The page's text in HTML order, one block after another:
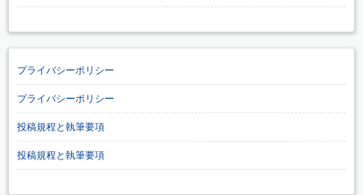
プライバシーポリシー
プライバシーポリシー
投稿規程と執筆要項
投稿規程と執筆要項